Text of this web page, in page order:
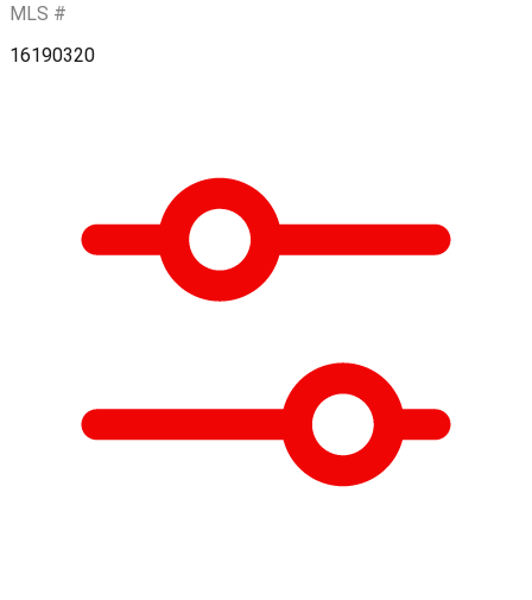
MLS #
16190320